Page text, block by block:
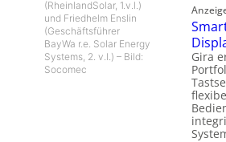
(RheinlandSolar, 1.v.l.)
und Friedhelm Enslin
(Geschäftsführer
BayWa r.e. Solar Energy
Systems, 2. v.l.) – Bild:
Socomec
Gira